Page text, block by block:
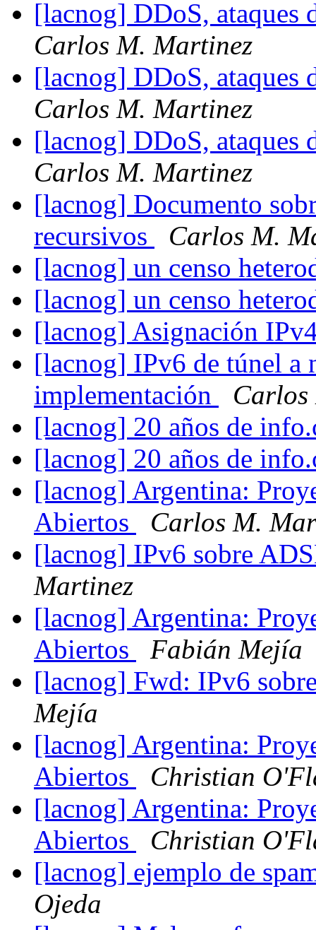
[lacnog] DDoS,
Carlos M. Martinez
[lacnog] DDoS,
Carlos M. Martinez
[lacnog] DDoS,
Carlos M. Martinez
[lacnog] Documento
recursivos
Carlos M.
[lacnog] un censo
[lacnog] un censo
[lacnog] Asignación
[lacnog] IPv6 de túnel a
implementación
[lacnog] 20 años de
[lacnog] 20 años de
[lacnog] Argentina:
Abiertos
Carlos M.
[lacnog] IPv6 sobre
Martinez
[lacnog] Argentina:
Abiertos
Fabián Mejía
[lacnog] Fwd: IPv6
Mejía
[lacnog] Argentina:
Abiertos
Christian
[lacnog] Argentina:
Abiertos
Christian
[lacnog] ejemplo de
Ojeda